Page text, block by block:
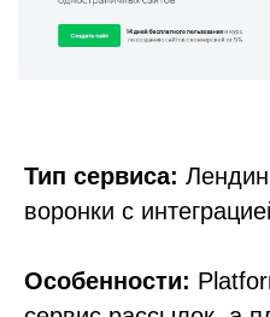
Тип сервиса:
воронки с
Особенности: